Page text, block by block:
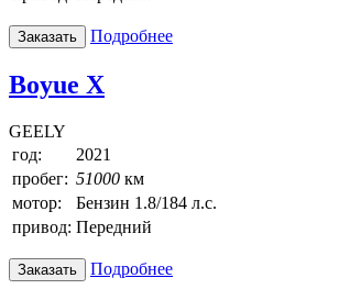
Заказать Подробнее
Boyue X
GEELY
год:
2021
пробег: 51000 км
мотор:
Бензин 1.8/184 л.с.
привод: Передний
Заказать Подробнее